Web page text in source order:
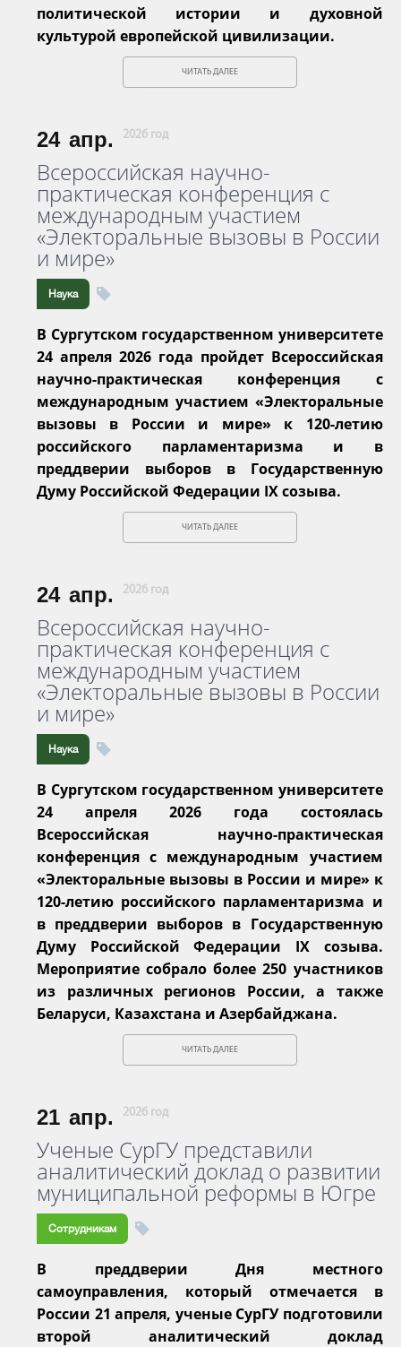
политической истории и духовной
культурой европейской цивилизации.
ЧИТАТЬ ДАЛЕЕ
24 апр. 2026 год
Всероссийская научно-
практическая конференция с
международным участием
«Электоральные вызовы в России
и мире»
Наука
В Сургутском государственном университете
24 апреля 2026 года пройдет Всероссийская
научно-практическая конференция с
международным участием «Электоральные
вызовы в России и мире» к 120-летию
российского парламентаризма и в
преддверии выборов в Государственную
Думу Российской Федерации IX созыва.
ЧИТАТЬ ДАЛЕЕ
24 апр. 2026 год
Всероссийская научно-
практическая конференция с
международным участием
«Электоральные вызовы в России
и мире»
Наука
В Сургутском государственном университете
24 апреля 2026 года состоялась
Всероссийская научно-практическая
конференция с международным участием
«Электоральные вызовы в России и мире» к
120-летию российского парламентаризма и
в преддверии выборов в Государственную
Думу Российской Федерации IX созыва.
Мероприятие собрало более 250 участников
из различных регионов России, а также
Беларуси, Казахстана и Азербайджана.
ЧИТАТЬ ДАЛЕЕ
21 апр. 2026 год
Ученые СурГУ представили
аналитический доклад о развитии
муниципальной реформы в Югре
Сотрудникам
В преддверии Дня местного
самоуправления, который отмечается в
России 21 апреля, ученые СурГУ подготовили
второй аналитический доклад